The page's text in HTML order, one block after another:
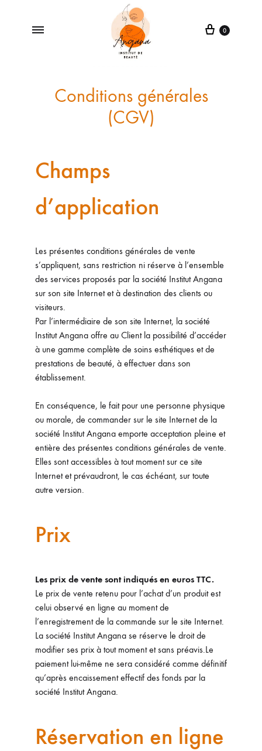
de
Beauté
Neuville-
0
Conditions générales
(CGV)
Champs
d’application
Les présentes conditions générales de vente
s’appliquent, sans restriction ni réserve à l’ensemble
des services proposés par la société Institut Angana
sur son site Internet et à destination des clients ou
visiteurs.
Par l’intermédiaire de son site Internet, la société
Institut Angana offre au Client la possibilité d’accéder
à une gamme complète de soins esthétiques et de
prestations de beauté, à effectuer dans son
établissement.
En conséquence, le fait pour une personne physique
ou morale, de commander sur le site Internet de la
société Institut Angana emporte acceptation pleine et
entière des présentes conditions générales de vente.
Elles sont accessibles à tout moment sur ce site
Internet et prévaudront, le cas échéant, sur toute
autre version.
Prix
Les prix de vente sont indiqués en euros TTC.
Le prix de vente retenu pour l’achat d’un produit est
celui observé en ligne au moment de
l’enregistrement de la commande sur le site Internet.
La société Institut Angana se réserve le droit de
modifier ses prix à tout moment et sans préavis.Le
paiement lui-même ne sera considéré comme définitif
qu’après encaissement effectif des fonds par la
société Institut Angana.
Réservation en ligne